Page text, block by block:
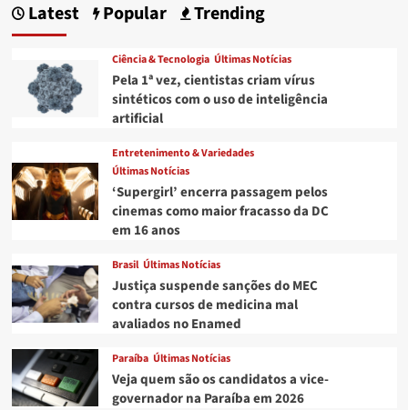
finalistas
2021
Latest Popular Trending
Ciência & Tecnologia Últimas Notícias
Pela 1ª vez, cientistas criam vírus
sintéticos com o uso de inteligência
artificial
Entretenimento & Variedades
Últimas Notícias
‘Supergirl’ encerra passagem pelos
cinemas como maior fracasso da DC
em 16 anos
Brasil Últimas Notícias
Justiça suspende sanções do MEC
contra cursos de medicina mal
avaliados no Enamed
Paraíba Últimas Notícias
Veja quem são os candidatos a vice-
governador na Paraíba em 2026